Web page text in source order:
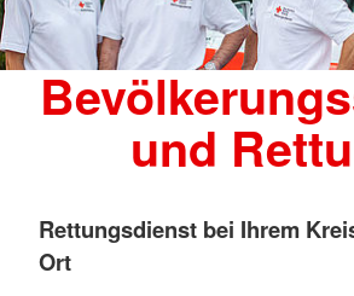
und
Rettungsdienst bei Ihrem
Ort